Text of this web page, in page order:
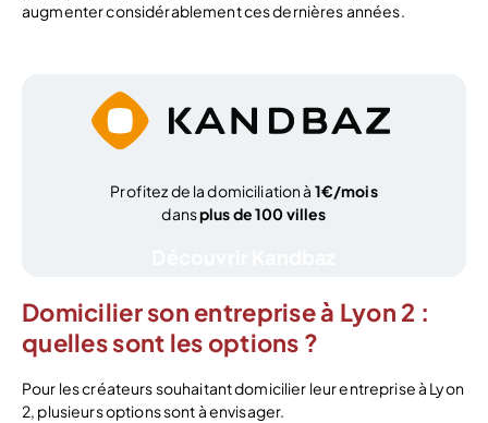
augmenter considérablement ces dernières années.
Profitez de la domiciliation à 1€/mois
dansplus de 100 villes
Domicilier son entreprise à Lyon 2 :
quelles sont les options ?
Pour les créateurs souhaitant domicilier leur entreprise à Lyon
2, plusieurs options sont à envisager.